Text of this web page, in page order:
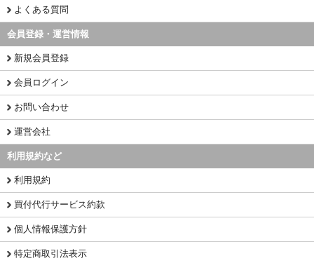
よくある質問
会員登録・運営情報
新規会員登録
会員ログイン
お問い合わせ
運営会社
利用規約など
利用規約
買付代行サービス約款
個人情報保護方針
特定商取引法表示